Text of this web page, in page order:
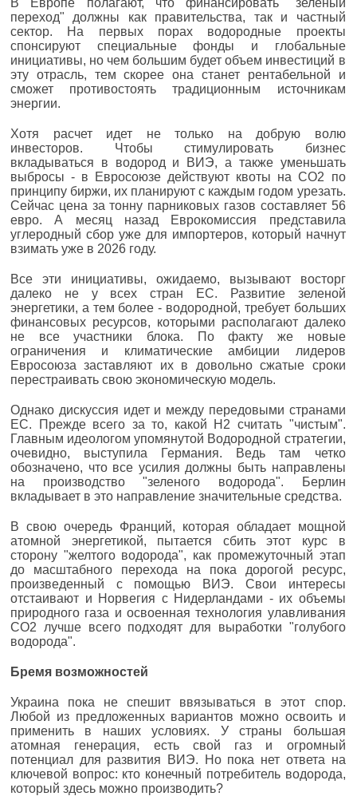
переход" должны как правительства, так и частный
сектор. На первых порах водородные проекты
спонсируют специальные фонды и глобальные
инициативы, но чем большим будет объем инвестиций в
эту отрасль, тем скорее она станет рентабельной и
сможет противостоять традиционным источникам
энергии.
Хотя расчет идет не только на добрую волю
инвесторов. Чтобы стимулировать бизнес
вкладываться в водород и ВИЭ, а также уменьшать
выбросы - в Евросоюзе действуют квоты на СО2 по
принципу биржи, их планируют с каждым годом урезать.
Сейчас цена за тонну парниковых газов составляет 56
евро. А месяц назад Еврокомиссия представила
углеродный сбор уже для импортеров, который начнут
взимать уже в 2026 году.
Все эти инициативы, ожидаемо, вызывают восторг
далеко не у всех стран ЕС. Развитие зеленой
энергетики, а тем более - водородной, требует больших
финансовых ресурсов, которыми располагают далеко
не все участники блока. По факту же новые
ограничения и климатические амбиции лидеров
Евросоюза заставляют их в довольно сжатые сроки
перестраивать свою экономическую модель.
Однако дискуссия идет и между передовыми странами
ЕС. Прежде всего за то, какой H2 считать "чистым".
Главным идеологом упомянутой Водородной стратегии,
очевидно, выступила Германия. Ведь там четко
обозначено, что все усилия должны быть направлены
на производство "зеленого водорода". Берлин
вкладывает в это направление значительные средства.
В свою очередь Франций, которая обладает мощной
атомной энергетикой, пытается сбить этот курс в
сторону "желтого водорода", как промежуточный этап
до масштабного перехода на пока дорогой ресурс,
произведенный с помощью ВИЭ. Свои интересы
отстаивают и Норвегия с Нидерландами - их объемы
природного газа и освоенная технология улавливания
CO2 лучше всего подходят для выработки "голубого
водорода".
Бремя возможностей
Украина пока не спешит ввязываться в этот спор.
Любой из предложенных вариантов можно освоить и
применить в наших условиях. У страны большая
атомная генерация, есть свой газ и огромный
потенциал для развития ВИЭ. Но пока нет ответа на
ключевой вопрос: кто конечный потребитель водорода,
который здесь можно производить?